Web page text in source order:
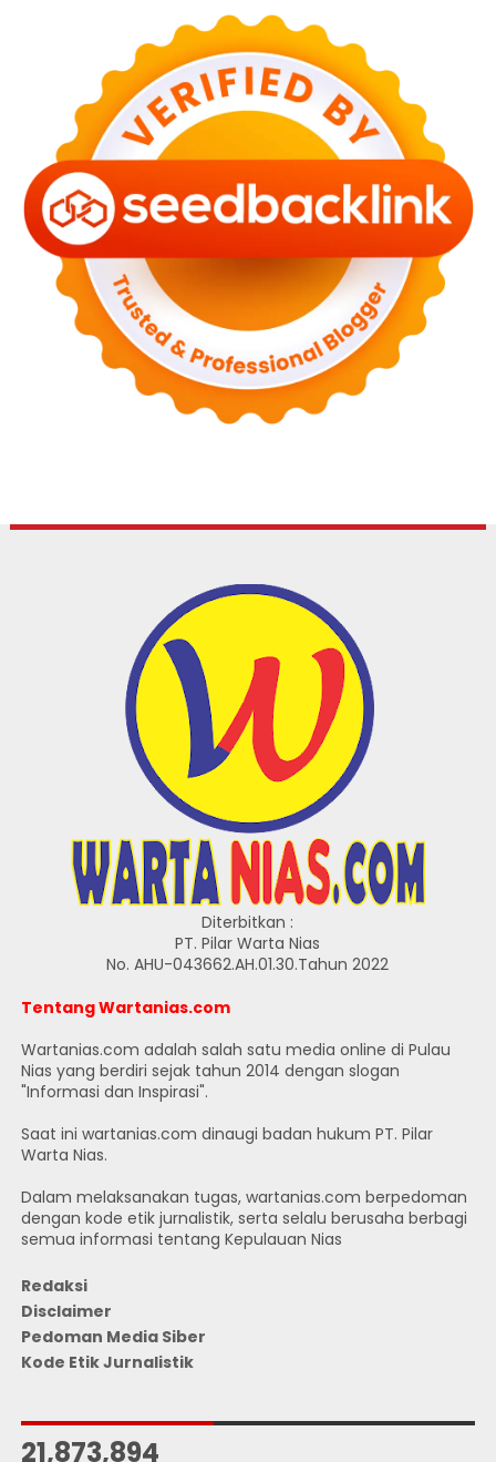
Diterbitkan :
PT. Pilar Warta Nias
No. AHU-043662.AH.01.30.Tahun 2022
Tentang Wartanias.com
Wartanias.com adalah salah satu media online di Pulau
Nias yang berdiri sejak tahun 2014 dengan slogan
"Informasi dan Inspirasi".
Saat ini wartanias.com dinaugi badan hukum PT. Pilar
Warta Nias.
Dalam melaksanakan tugas, wartanias.com berpedoman
dengan kode etik jurnalistik, serta selalu berusaha berbagi
semua informasi tentang Kepulauan Nias
Redaksi
Disclaimer
Pedoman Media Siber
Kode Etik Jurnalistik
21,873,894